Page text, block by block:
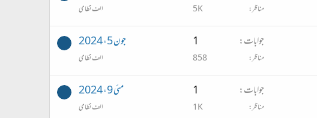
مناظر 5K الف نظامی
جوابات 1
مناظر 858
جون 5، 2024
الف نظامی
جوابات 1
مناظر 1K
مئی 9، 2024
الف نظامی